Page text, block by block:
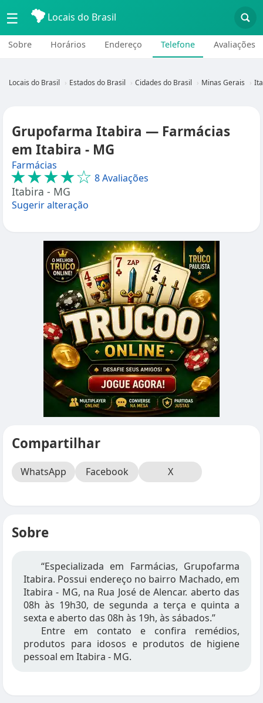
☰ Locais do Brasil
Sobre Horários Endereço Telefone Avaliações
Locais do Brasil Estados do Brasil Cidades do Brasil Minas Gerais
Grupofarma Itabira — Farmácias
em Itabira - MG
Farmácias
★★★★☆ 8 Avaliações
Itabira - MG
Sugerir alteração
Compartilhar
WhatsApp Facebook X
Sobre
“Especializada em Farmácias, Grupofarma
Itabira. Possui endereço no bairro Machado, em
Itabira - MG, na Rua José de Alencar. aberto das
08h às 19h30, de segunda a terça e quinta a
sexta e aberto das 08h às 19h, às sábados.”
Entre em contato e confira remédios,
produtos para idosos e produtos de higiene
pessoal em Itabira - MG.